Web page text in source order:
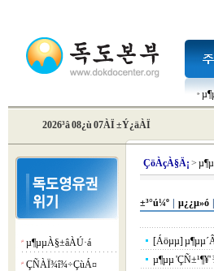
2026³â 08¿ù 07ÀÏ ±Ý¿äÀÏ
¡á µ¶µµÀ§±âÀÚ·á
¡á ÇÑÀÏ¾î¾÷ÇùÁ¤
ÇöÀçÀ§Ä¡ >
±³°ú¼º| µ¿¿µ»ó|
[Áöµµ]
µ¶µµ 'ÇÑ±¹¶¥'